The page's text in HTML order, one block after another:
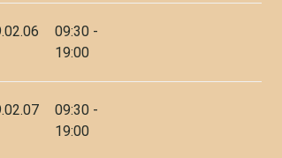
20 JUNY 2026
DEL27 JUNY 2026
09:30 -
19:00
09:30 -
19:00